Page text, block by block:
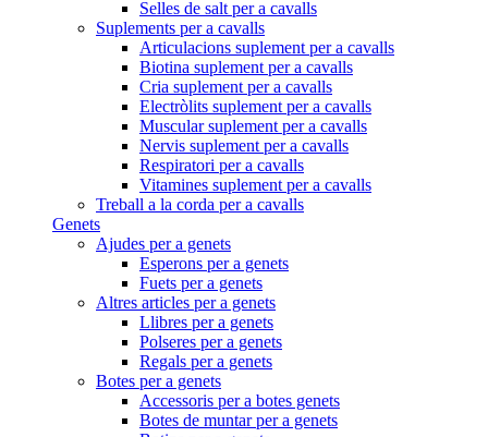
Selles de salt per a cavalls
Suplements per a cavalls
Articulacions suplement per a cavalls
Biotina suplement per a cavalls
Cria suplement per a cavalls
Electròlits suplement per a cavalls
Muscular suplement per a cavalls
Nervis suplement per a cavalls
Respiratori per a cavalls
Vitamines suplement per a cavalls
Treball a la corda per a cavalls
Genets
Ajudes per a genets
Esperons per a genets
Fuets per a genets
Altres articles per a genets
Llibres per a genets
Polseres per a genets
Regals per a genets
Botes per a genets
Accessoris per a botes genets
Botes de muntar per a genets